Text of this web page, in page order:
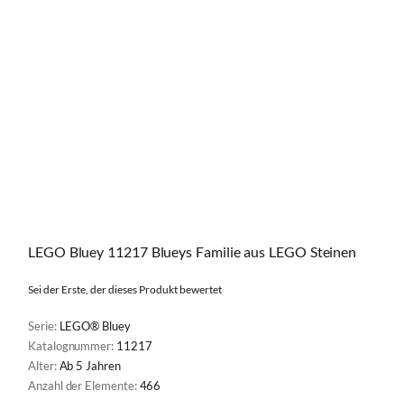
LEGO Bluey 11217 Blueys Familie aus LEGO Steinen
Sei der Erste, der dieses Produkt bewertet
Serie: LEGO® Bluey
Katalognummer: 11217
Alter:Ab 5 Jahren
Anzahl der Elemente:466